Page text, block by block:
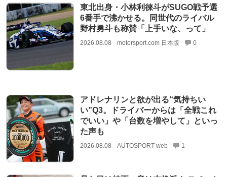
東北出身・小林利徠斗がSUGO戦予選
6番手で沸かせる。同世代のライバル
野村勇斗も称賛「上手いな、って」
2026.08.08 motorsport.com 日本版 0
アドレナリンと欲が出る“気持ちい
い”Q3。ドライバーからは「全戦これ
でいい」や「台数を増やして」といっ
た声も
2026.08.08 AUTOSPORT web 1